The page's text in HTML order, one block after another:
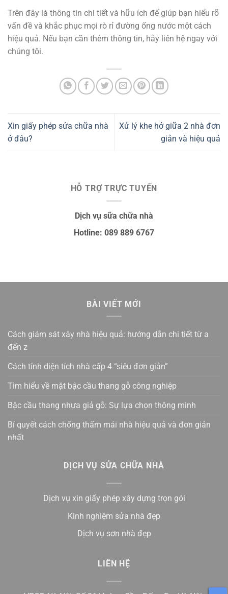
Trên đây là thông tin chi tiết và hữu ích để giúp bạn hiểu rõ
vấn đề và khắc phục mọi rò rỉ đường ống nước một cách
hiệu quả. Nếu bạn cần thêm thông tin, hãy liên hệ ngay với
chúng tôi.
Xin giấy phép sửa chữa nhà
ở đâu?
Xử lý khe hở giữa 2 nhà đơn
giản và hiệu quả
HỖ TRỢ TRỰC TUYẾN
Dịch vụ sữa chữa nhà
Hotline: 089 889 6767
BÀI VIẾT MỚI
Cách giám sát xây nhà hiệu quả: hướng dẫn chi tiết từ a
đến z
Cách tính diện tích nhà cấp 4 “siêu đơn giản”
Tìm hiểu về mặt bậc cầu thang gỗ công nghiệp
Bậc cầu thang nhựa giả gỗ: Sự lựa chọn thông minh
Bí quyết cách chống thấm mái nhà hiệu quả và đơn giản
nhất
DỊCH VỤ SỬA CHỮA NHÀ
Dịch vụ xin giấy phép xây dựng trọn gói
Kinh nghiệm sửa nhà đẹp
Dịch vụ sơn nhà đẹp
LIÊN HỆ